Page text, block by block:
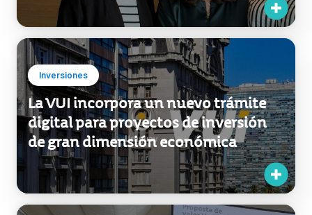
Inversiones
La VUI incorpora un nuevo trámite
digital para proyectos de inversión
de gran dimensión económica